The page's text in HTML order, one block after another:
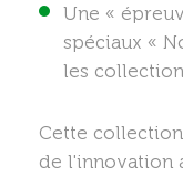
Une «
spéciaux «
les
Cette
de l'innovation